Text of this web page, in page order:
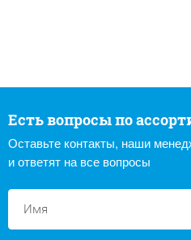
Есть вопросы по
Оставьте контакты, наши
и ответят на все вопросы